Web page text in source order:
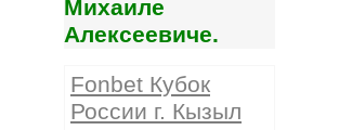
Михаиле
Алексеевиче.
Fonbet Кубок
России г. Кызыл